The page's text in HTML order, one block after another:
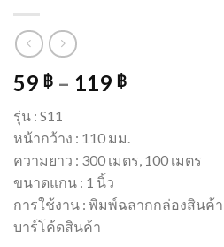
59 ฿ – 119 ฿
รุ่น : S11
หน้ากว้าง : 110 มม.
ความยาว : 300 เมตร, 100 เมตร
ขนาดแกน : 1 นิ้ว
การใช้งาน : พิมพ์ฉลากกล่องสิน
บาร์โค้ดสินค้า